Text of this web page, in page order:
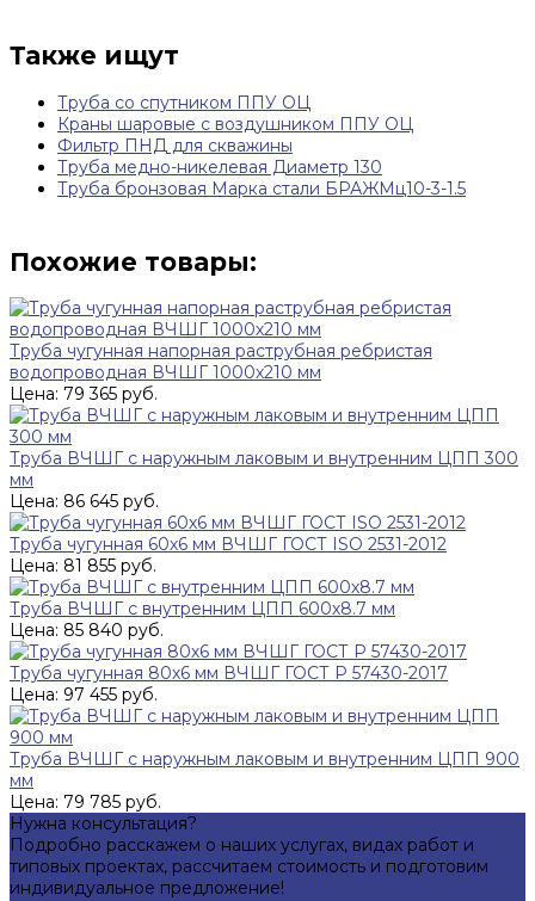
Также ищут
Труба со спутником ППУ ОЦ
Краны шаровые с воздушником ППУ ОЦ
Фильтр ПНД для скважины
Труба медно-никелевая Диаметр 130
Труба бронзовая Марка стали БРАЖМц10-3-1.5
Похожие товары:
Труба чугунная напорная раструбная ребристая
водопроводная ВЧШГ 1000х210 мм
Цена: 79 365 руб.
Труба ВЧШГ с наружным лаковым и внутренним ЦПП 300
мм
Цена: 86 645 руб.
Труба чугунная 60х6 мм ВЧШГ ГОСТ ISO 2531-2012
Цена: 81 855 руб.
Труба ВЧШГ с внутренним ЦПП 600х8.7 мм
Цена: 85 840 руб.
Труба чугунная 80х6 мм ВЧШГ ГОСТ Р 57430-2017
Цена: 97 455 руб.
Труба ВЧШГ с наружным лаковым и внутренним ЦПП 900
мм
Цена: 79 785 руб.
Нужна консультация?
Подробно расскажем о наших услугах, видах работ и
типовых проектах, рассчитаем стоимость и подготовим
индивидуальное предложение!